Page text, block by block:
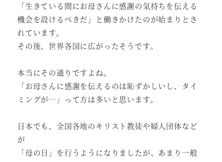
「生きている間にお母さんに感謝の気持ちを伝える
機会を設けるべきだ」と働きかけたのが始まりとさ
れています。
その後、世界各国に広がったそうです。
本当にその通りですよね。
「お母さんに感謝を伝えるのは恥ずかしいし、タイ
ミングが…」って方は多いと思います。
日本でも、全国各地のキリスト教徒や婦人団体など
が
「母の日」を行うようになりましたが、あまり一般